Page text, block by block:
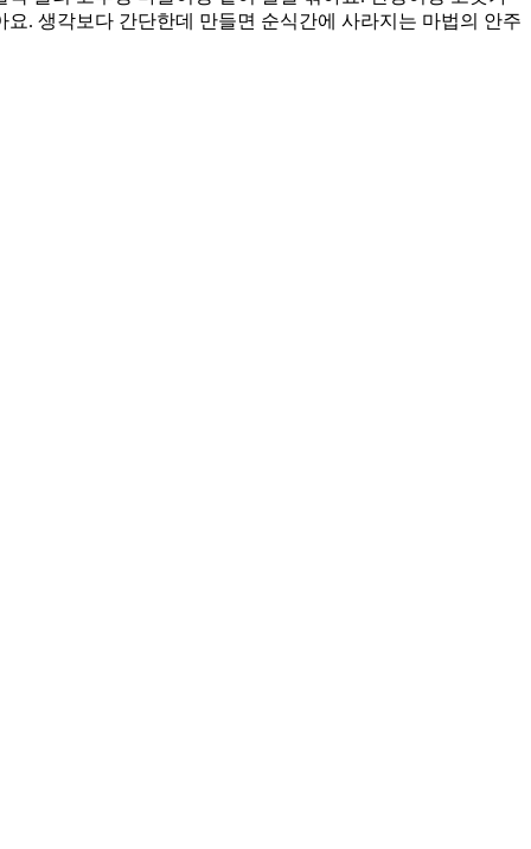
. 생각보다 간단한데 만들면 순식간에 사라지는 마법의 안주